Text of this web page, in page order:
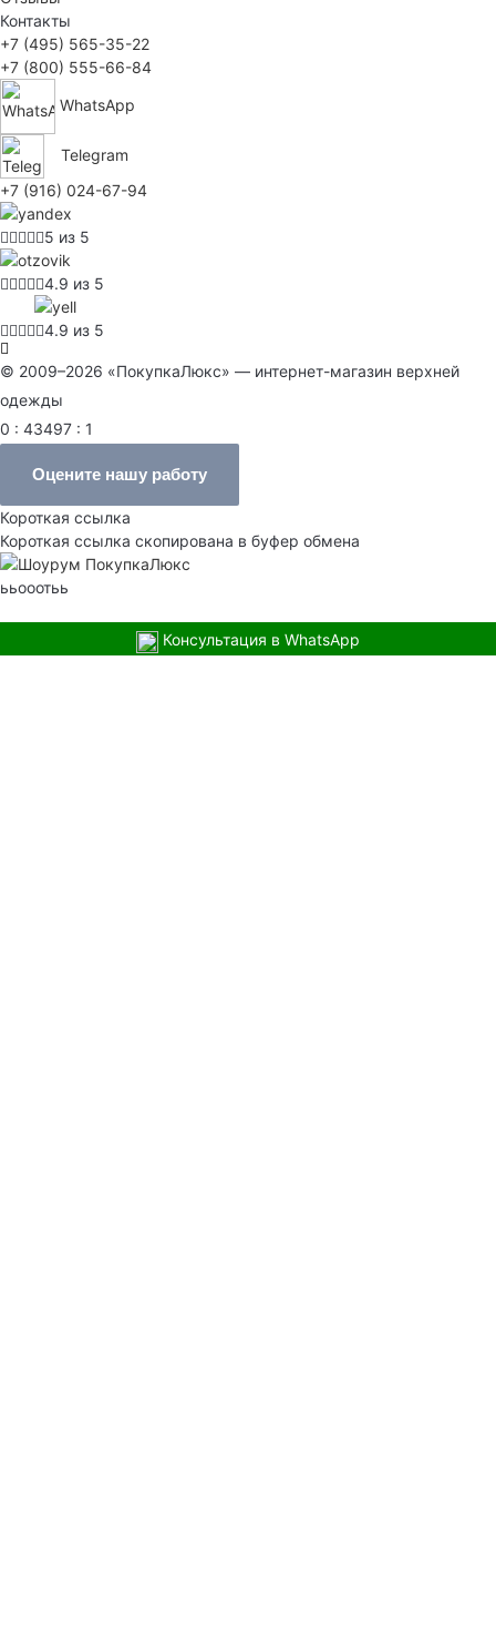
Контакты
+7 (495) 565-35-22
+7 (800) 555-66-84
WhatsApp
Telegram
+7 (916) 024-67-94
5 из 5
4.9 из 5
4.9 из 5
© 2009–2026 «ПокупкаЛюкс» — интернет-магазин верхней
одежды
0 : 43497 : 1
Оцените нашу работу
Короткая ссылка
Короткая ссылка скопирована в буфер обмена
ььооотьь
Консультация в WhatsApp